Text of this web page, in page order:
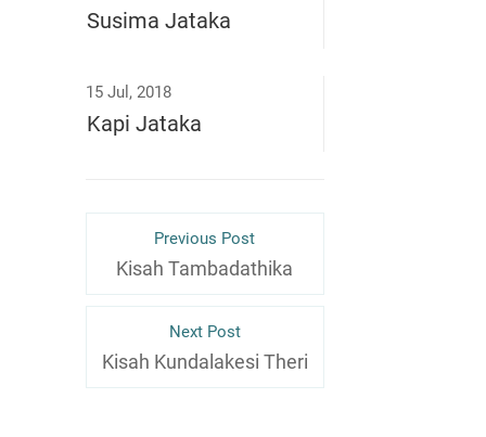
Susima Jataka
15 Jul, 2018
Kapi Jataka
Previous Post
Kisah Tambadathika
Next Post
Kisah Kundalakesi Theri